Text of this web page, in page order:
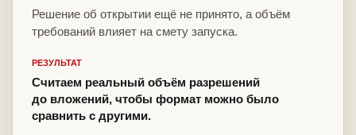
Решение об открытии ещё не принято, а объём
требований влияет на смету запуска.
РЕЗУЛЬТАТ
Считаем реальный объём разрешений
до вложений, чтобы формат можно было
сравнить с другими.